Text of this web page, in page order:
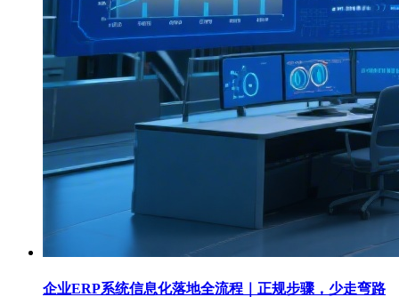
企业ERP系统信息化落地全流程｜正规步骤，少走弯路